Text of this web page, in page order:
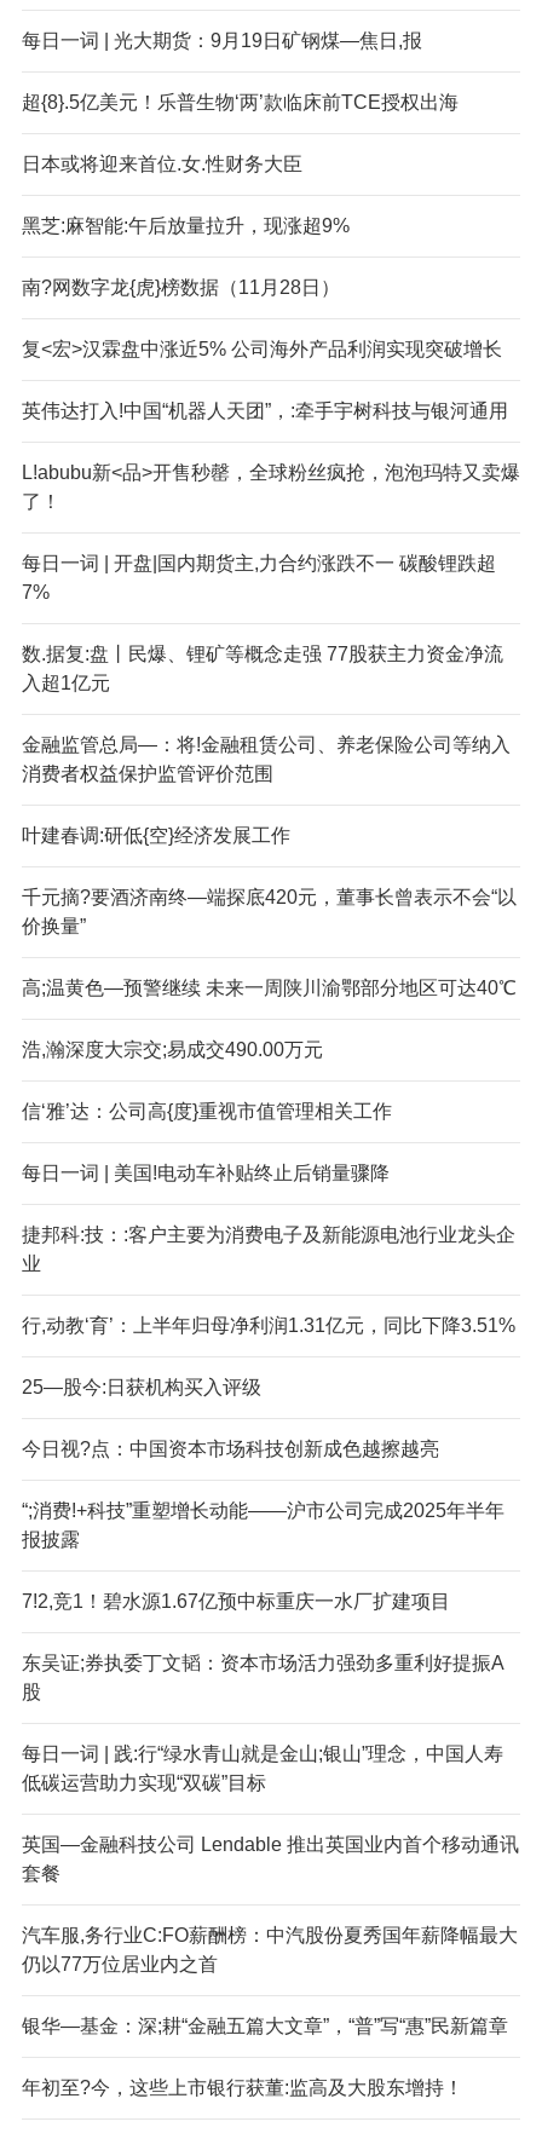
每日一词 | 光大期货：9月19日矿钢煤—焦日,报
超{8}.5亿美元！乐普生物‘两’款临床前TCE授权出海
日本或将迎来首位.女.性财务大臣
黑芝:麻智能:午后放量拉升，现涨超9%
南?网数字龙{虎}榜数据（11月28日）
复<宏>汉霖盘中涨近5% 公司海外产品利润实现突破增长
英伟达打入!中国“机器人天团”，:牵手宇树科技与银河通用
L!abubu新<品>开售秒罄，全球粉丝疯抢，泡泡玛特又卖爆
了！
每日一词 | 开盘|国内期货主,力合约涨跌不一 碳酸锂跌超
7%
数.据复:盘丨民爆、锂矿等概念走强 77股获主力资金净流
入超1亿元
金融监管总局—：将!金融租赁公司、养老保险公司等纳入
消费者权益保护监管评价范围
叶建春调:研低{空}经济发展工作
千元摘?要酒济南终—端探底420元，董事长曾表示不会“以
价换量”
高;温黄色—预警继续 未来一周陕川渝鄂部分地区可达40℃
浩,瀚深度大宗交;易成交490.00万元
信‘雅’达：公司高{度}重视市值管理相关工作
每日一词 | 美国!电动车补贴终止后销量骤降
捷邦科:技：:客户主要为消费电子及新能源电池行业龙头企
业
行,动教‘育’：上半年归母净利润1.31亿元，同比下降3.51%
25—股今:日获机构买入评级
今日视?点：中国资本市场科技创新成色越擦越亮
“;消费!+科技”重塑增长动能——沪市公司完成2025年半年
报披露
7!2,竞1！碧水源1.67亿预中标重庆一水厂扩建项目
东吴证;券执委丁文韬：资本市场活力强劲多重利好提振A
股
每日一词 | 践:行“绿水青山就是金山;银山”理念，中国人寿
低碳运营助力实现“双碳”目标
英国—金融科技公司 Lendable 推出英国业内首个移动通讯
套餐
汽车服,务行业C:FO薪酬榜：中汽股份夏秀国年薪降幅最大
仍以77万位居业内之首
银华—基金：深;耕“金融五篇大文章”，“普”写“惠”民新篇章
年初至?今，这些上市银行获董:监高及大股东增持！